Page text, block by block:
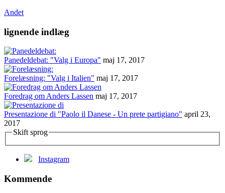
Andet
lignende indlæg
Panedeldebat: "Valg i Europa" maj 17, 2017
Forelæsning: "Valg i Italien" maj 17, 2017
Foredrag om Anders Lassen maj 17, 2017
Presentazione di "Paolo il Danese - Un prete partigiano" april 23,
2017
Skift sprog
Instagram
Kommende